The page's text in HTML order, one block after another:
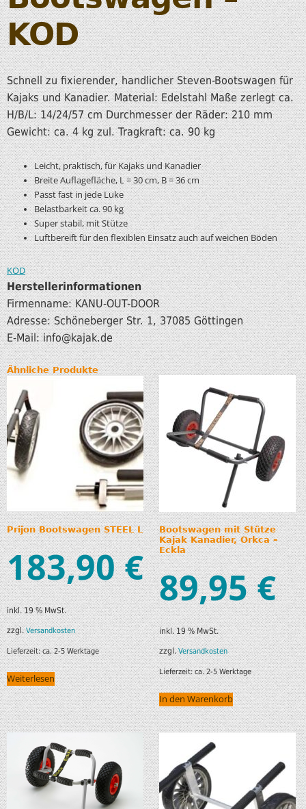
KOD
Schnell zu fixierender, handlicher Steven-Bootswagen für
Kajaks und Kanadier. Material: Edelstahl Maße zerlegt ca.
H/B/L: 14/24/57 cm Durchmesser der Räder: 210 mm
Gewicht: ca. 4 kg zul. Tragkraft: ca. 90 kg
Leicht, praktisch, für Kajaks und Kanadier
Breite Auflagefläche, L = 30 cm, B = 36 cm
Passt fast in jede Luke
Belastbarkeit ca. 90 kg
Super stabil, mit Stütze
Luftbereift für den flexiblen Einsatz auch auf weichen Böden
KOD
Herstellerinformationen
Firmenname: KANU-OUT-DOOR
Adresse: Schöneberger Str. 1, 37085 Göttingen
E-Mail: info@kajak.de
Ähnliche Produkte
Prijon Bootswagen STEEL L
183,90€
inkl. 19 % MwSt.
zzgl.Versandkosten
Lieferzeit:ca. 2-5 Werktage
Weiterlesen
Bootswagen mit Stütze
Kajak Kanadier, Orkca –
Eckla
89,95€
inkl. 19 % MwSt.
zzgl.Versandkosten
Lieferzeit:ca. 2-5 Werktage
In den Warenkorb